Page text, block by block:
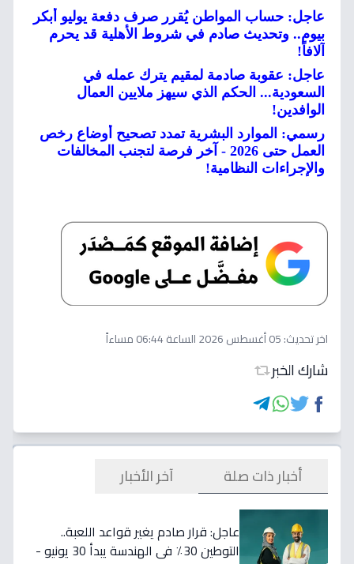
عاجل: حساب المواطن يُقرر صرف دفعة يوليو أبكر
بيوم.. وتحديث صادم في شروط الأهلية قد يحرم
آلافاً!
عاجل: عقوبة صادمة لمقيم يترك عمله في
السعودية... الحكم الذي سيهز ملايين العمال
الوافدين!
رسمي: الموارد البشرية تمدد تصحيح أوضاع رخص
العمل حتى 2026 - آخر فرصة لتجنب المخالفات
والإجراءات النظامية!
اخر تحديث:05 أغسطس 2026 الساعة 06:44 مساءاً
شارك الخبر
أخبار ذات صلة آخر الأخبار
عاجل: قرار صادم يغير قواعد اللعبة..
التوطين 30٪ في الهندسة يبدأ 30 يونيو -